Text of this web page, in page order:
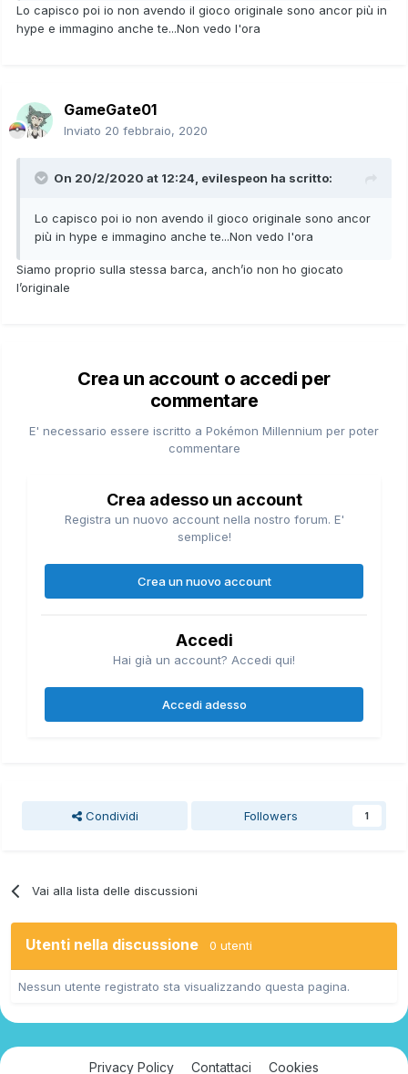
Lo capisco poi io non avendo il gioco originale sono ancor più in
hype e immagino anche te...Non vedo l'ora
GameGate01
Inviato 20 febbraio, 2020
On 20/2/2020 at 12:24, evilespeon ha scritto:
Lo capisco poi io non avendo il gioco originale sono ancor
più in hype e immagino anche te...Non vedo l'ora
Siamo proprio sulla stessa barca, anch’io non ho giocato
l’originale
Crea un account o accedi per
commentare
E' necessario essere iscritto a Pokémon Millennium per poter
commentare
Crea adesso un account
Registra un nuovo account nella nostro forum. E'
semplice!
Crea un nuovo account
Accedi
Hai già un account? Accedi qui!
Accedi adesso
Condividi Followers 1
Vai alla lista delle discussioni
Utenti nella discussione 0 utenti
Nessun utente registrato sta visualizzando questa pagina.
Privacy Policy Contattaci Cookies